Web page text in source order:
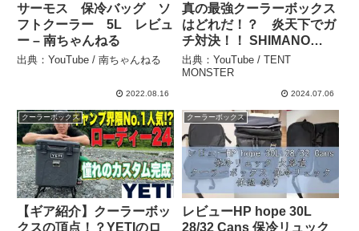
サーモス 保冷バッグ ソ
フトクーラー 5L レビュ
ー – 南ちゃんねる
出典：YouTube / 南ちゃんねる
2022.08.16
真の最強クーラーボックス
はどれだ！？ 炎天下でガ
チ対決！！ SHIMANO
PRO vs IRIS OHYAMA
HUGEL vs YETI vs
RATEL WORKS – TENT
出典：YouTube / TENT
MONSTER
2024.07.06
クーラーボックス
【ギア紹介】クーラーボッ
クスの頂点！？YETIのロ
クーラーボックス
レビューHP hope 30L
28/32 Cans 保冷リュック